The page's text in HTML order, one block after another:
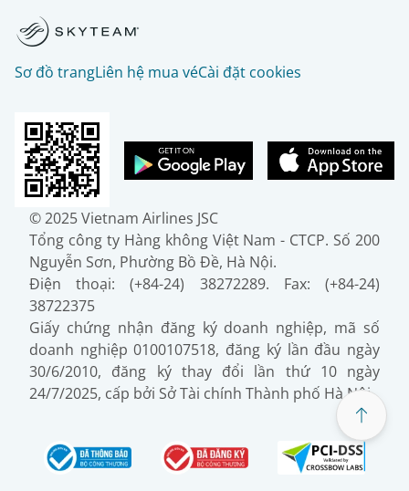
Sơ đồ trangLiên hệ mua véCài đặt cookies
© 2025 Vietnam Airlines JSC
Tổng công ty Hàng không Việt Nam - CTCP. Số 200
Nguyễn Sơn, Phường Bồ Đề, Hà Nội.
Điện thoại: (+84-24) 38272289. Fax: (+84-24)
38722375
Giấy chứng nhận đăng ký doanh nghiệp, mã số
doanh nghiệp 0100107518, đăng ký lần đầu ngày
30/6/2010, đăng ký thay đổi lần thứ 10 ngày
24/7/2025, cấp bởi Sở Tài chính Thành phố Hà Nội.